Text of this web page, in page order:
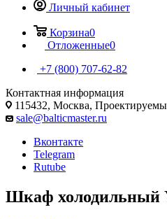
Личный кабинет
Корзина0
Отложенные0
+7 (800) 707-62-82
Контактная информация
115432, Москва,
sale@balticmaster.ru
Вконтакте
Telegram
Rutube
Шкаф холодильный